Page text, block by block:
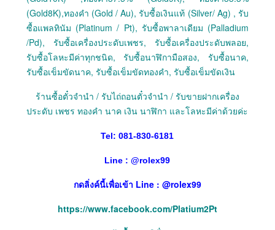
(Gold8K),ทองคำ (Gold / Au), รับซื้อเงินแท้ (Silver/ Ag) , รับ
ซื้อแพลทินัม (Platinum / Pt), รับซื้อพาลาเดียม (Palladium
/Pd), รับซื้อเครื่องประดับเพชร, รับซื้อเครื่องประดับพลอย,
รับซื้อโลหะมีค่าทุกชนิด, รับซื้อนาฬิกามือสอง, รับซื้อนาค,
รับซื้อเข็มขัดนาค, รับซื้อเข็มขัดทองคำ, รับซื้อเข็มขัดเงิน
ร้านซื้อตั๋วจำนำ / รับไถ่ถอนตั๋วจำนำ / รับขายฝากเครื่อง
ประดับ เพชร ทองคำ นาค เงิน นาฬิกา และโลหะมีค่าด้วยค่ะ
Tel: 081-830-6181
Line : @rolex99
กดลิ่งค์นี้เพื่อเข้า Line : @rolex99
https://www.facebook.com/Platium2Pt